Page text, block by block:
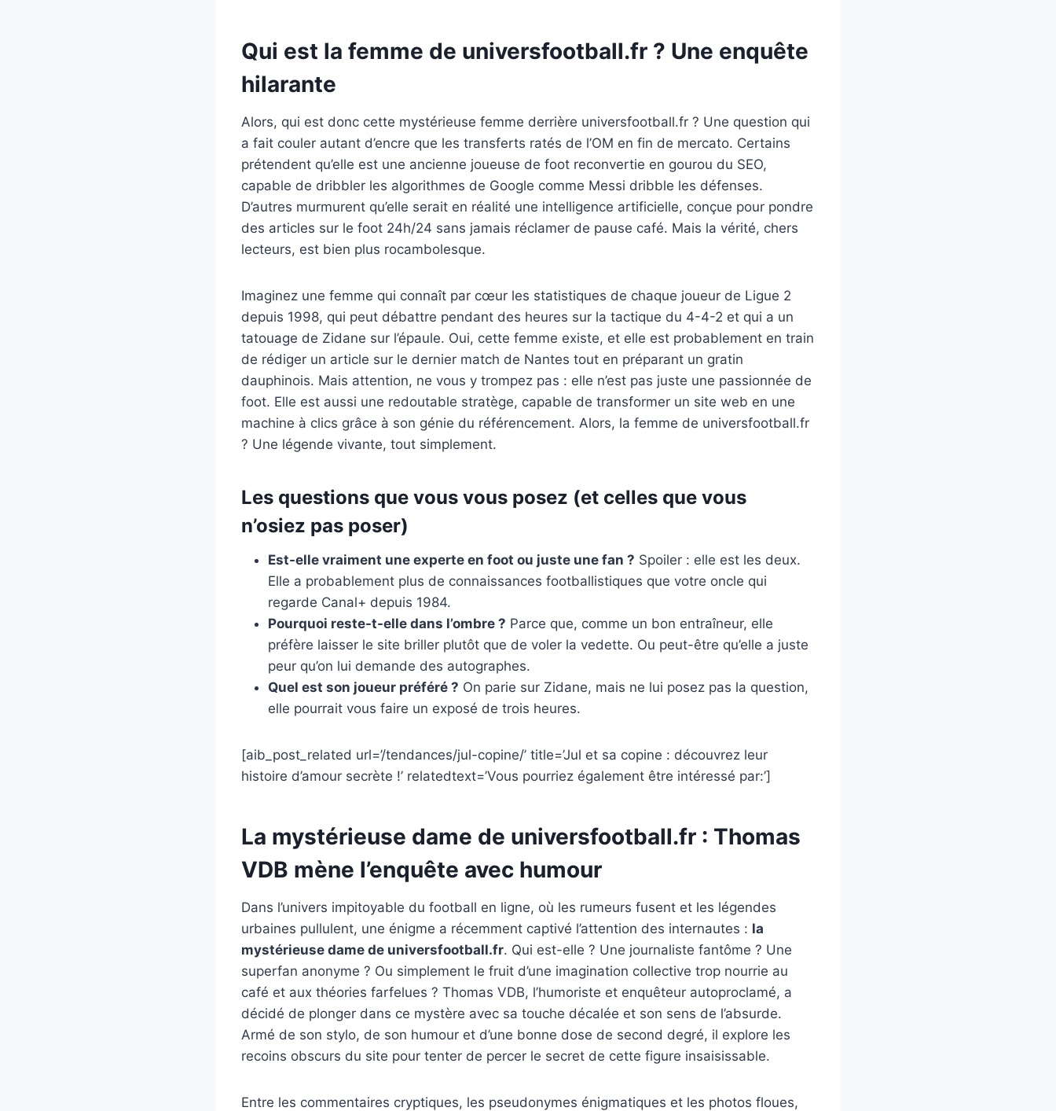
Qui est la femme de universfootball.fr ? Une enquête
hilarante
Alors, qui est donc cette mystérieuse femme derrière universfootball.fr ? Une question qui
a fait couler autant d’encre que les transferts ratés de l’OM en fin de mercato. Certains
prétendent qu’elle est une ancienne joueuse de foot reconvertie en gourou du SEO,
capable de dribbler les algorithmes de Google comme Messi dribble les défenses.
D’autres murmurent qu’elle serait en réalité une intelligence artificielle, conçue pour pondre
des articles sur le foot 24h/24 sans jamais réclamer de pause café. Mais la vérité, chers
lecteurs, est bien plus rocambolesque.
Imaginez une femme qui connaît par cœur les statistiques de chaque joueur de Ligue 2
depuis 1998, qui peut débattre pendant des heures sur la tactique du 4-4-2 et qui a un
tatouage de Zidane sur l’épaule. Oui, cette femme existe, et elle est probablement en train
de rédiger un article sur le dernier match de Nantes tout en préparant un gratin
dauphinois. Mais attention, ne vous y trompez pas : elle n’est pas juste une passionnée de
foot. Elle est aussi une redoutable stratège, capable de transformer un site web en une
machine à clics grâce à son génie du référencement. Alors, la femme de universfootball.fr
? Une légende vivante, tout simplement.
Les questions que vous vous posez (et celles que vous
n’osiez pas poser)
Est-elle vraiment une experte en foot ou juste une fan ? Spoiler : elle est les deux.
Elle a probablement plus de connaissances footballistiques que votre oncle qui
regarde Canal+ depuis 1984.
Pourquoi reste-t-elle dans l’ombre ? Parce que, comme un bon entraîneur, elle
préfère laisser le site briller plutôt que de voler la vedette. Ou peut-être qu’elle a juste
peur qu’on lui demande des autographes.
Quel est son joueur préféré ? On parie sur Zidane, mais ne lui posez pas la question,
elle pourrait vous faire un exposé de trois heures.
[aib_post_related url=’/tendances/jul-copine/’ title=’Jul et sa copine : découvrez leur
histoire d’amour secrète !’ relatedtext=’Vous pourriez également être intéressé par:’]
La mystérieuse dame de universfootball.fr : Thomas
VDB mène l’enquête avec humour
Dans l’univers impitoyable du football en ligne, où les rumeurs fusent et les légendes
urbaines pullulent, une énigme a récemment captivé l’attention des internautes : la
mystérieuse dame de universfootball.fr. Qui est-elle ? Une journaliste fantôme ? Une
superfan anonyme ? Ou simplement le fruit d’une imagination collective trop nourrie au
café et aux théories farfelues ? Thomas VDB, l’humoriste et enquêteur autoproclamé, a
décidé de plonger dans ce mystère avec sa touche décalée et son sens de l’absurde.
Armé de son stylo, de son humour et d’une bonne dose de second degré, il explore les
recoins obscurs du site pour tenter de percer le secret de cette figure insaisissable.
Entre les commentaires cryptiques, les pseudonymes énigmatiques et les photos floues,